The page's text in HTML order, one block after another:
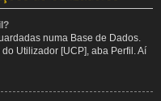
numa Base de Dados.
Utilizador [UCP], aba Perfil. Aí